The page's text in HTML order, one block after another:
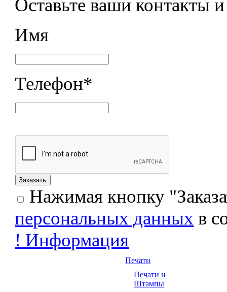
Оставьте ваши контакты
Имя
Телефон*
Нажимая кнопку
персональных данных в
! Информация
Печати
Печати и
Штампы